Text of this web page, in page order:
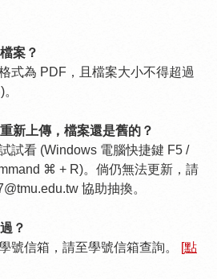
案？
式為 PDF，且檔案大小不得超過
新上傳，檔案還是舊的？
試看 (Windows 電腦快捷鍵 F5 /
⌘ + R)。倘仍無法更新，請
協助抽換。
？
號信箱，請至學號信箱查詢。
[點